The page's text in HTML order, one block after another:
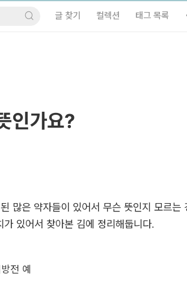
글 찾기 컬렉션 태그 목록
인가요?
많은 약자들이 있어서 무슨 뜻인지 모르는
있어서 찾아본 김에 정리해둡니다.